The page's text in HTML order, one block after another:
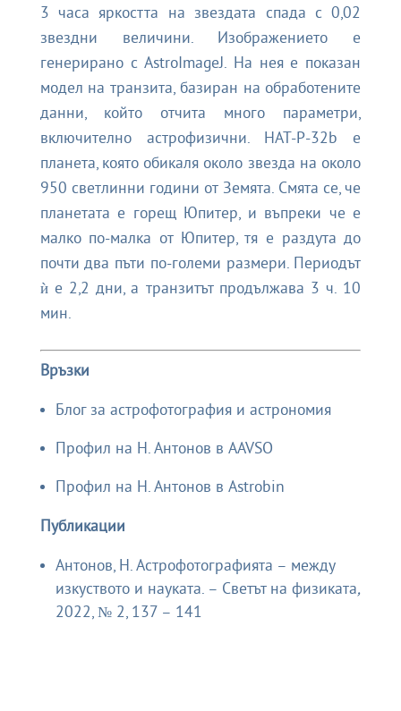
3 часа яркостта на звездата спада с 0,02
звездни величини. Изображението е
генерирано с AstroImageJ. На нея е показан
модел на транзита, базиран на обработените
данни, който отчита много параметри,
включително астрофизични. HAT-P-32b е
планета, която обикаля около звезда на около
950 светлинни години от Земята. Смята се, че
планетата е горещ Юпитер, и въпреки че е
малко по-малка от Юпитер, тя е раздута до
почти два пъти по-големи размери. Периодът
ѝ е 2,2 дни, а транзитът продължава 3 ч. 10
мин.
Връзки
Блог за астрофотография и астрономия
Профил на Н. Антонов в AAVSO
Профил на Н. Антонов в Astrobin
Публикации
Антонов, Н. Астрофотографията – между
изкуството и науката. – Светът на физиката,
2022, № 2, 137 – 141